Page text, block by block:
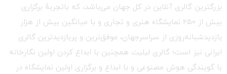
بزرگترین گالری آنلاین در کل جهان می‌باشد، که باتجربهٔ برگزاری
بیش از ۲۵۰ نمایشگاه هنری و تجاری و با میانگین بیش از هزار
بازدیدشبانه‌روزی از سراسرجهان، موفق‌ترین و پربازدیدترین گالری
ایرانی نیز است؛ گالری لیلیت همچنین با ابداع کردن اولین نگارخانه
با گویندگی هوش مصنوعی و با ابداع و برگزاری اولین نمایشگاه در